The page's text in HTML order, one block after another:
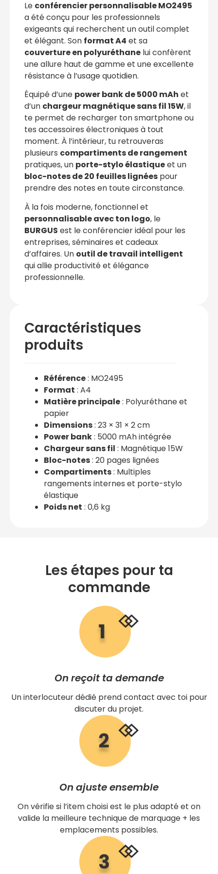
Le conférencier personnalisable MO2495
a été conçu pour les professionnels
exigeants qui recherchent un outil complet
et élégant. Son format A4 et sa
couverture en polyuréthane lui confèrent
une allure haut de gamme et une excellente
résistance à l’usage quotidien.
Équipé d’une power bank de 5000 mAh et
d’un chargeur magnétique sans fil 15W, il
te permet de recharger ton smartphone ou
tes accessoires électroniques à tout
moment. À l’intérieur, tu retrouveras
plusieurs compartiments de rangement
pratiques, un porte-stylo élastiqueet un
bloc-notes de 20 feuilles lignées pour
prendre des notes en toute circonstance.
À la fois moderne, fonctionnel et
personnalisable avec ton logo, le
BURGUS est le conférencier idéal pour les
entreprises, séminaires et cadeaux
d’affaires. Un outil de travail intelligent
qui allie productivité et élégance
professionnelle.
Caractéristiques
produits
Référence: MO2495
Format : A4
Matière principale: Polyuréthane et
papier
Dimensions: 23 × 31 × 2 cm
Power bank: 5000 mAh intégrée
Chargeur sans fil : Magnétique 15W
Bloc-notes: 20 pages lignées
Compartiments: Multiples
rangements internes et porte-stylo
élastique
Poids net : 0,6 kg
Les étapes pour ta
commande
On reçoit ta demande
Un interlocuteur dédié prend contact avec toi pour
discuter du projet.
On ajuste ensemble
On vérifie si l’item choisi est le plus adapté et on
valide la meilleure technique de marquage + les
emplacements possibles.